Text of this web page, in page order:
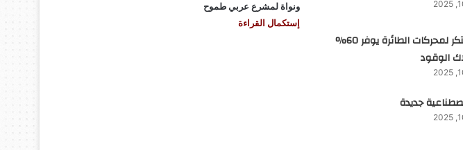
تصميم مبتكر لمحركات الطائرة يوفر 60%
الوقود
جديدة
ونواة لمشرع عربي طموح
إستكمال القراءة